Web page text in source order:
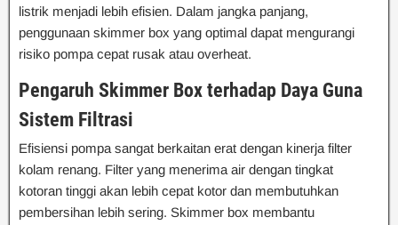
listrik menjadi lebih efisien. Dalam jangka panjang,
penggunaan skimmer box yang optimal dapat mengurangi
risiko pompa cepat rusak atau overheat.
Pengaruh Skimmer Box terhadap Daya Guna
Sistem Filtrasi
Efisiensi pompa sangat berkaitan erat dengan kinerja filter
kolam renang. Filter yang menerima air dengan tingkat
kotoran tinggi akan lebih cepat kotor dan membutuhkan
pembersihan lebih sering. Skimmer box membantu